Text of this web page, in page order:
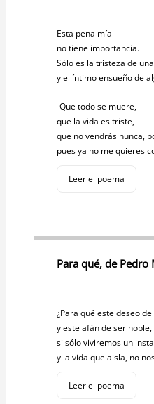
Esta pena mía
no tiene importancia.
Sólo es la tristeza de
y el íntimo ensueño de
-Que todo se muere,
que la vida es triste,
que no vendrás nunca,
pues ya no me quieres
Leer el poema
Para qué, de
¿Para qué este deseo
y este afán de ser
si sólo viviremos un
y la vida que aisla, no
Leer el poema